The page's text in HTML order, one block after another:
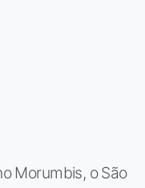
Morumbis, o São